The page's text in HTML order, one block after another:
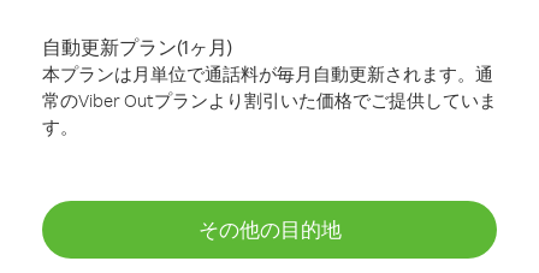
自動更新プラン(1ヶ月)
本プランは月単位で通話料が毎月自動更新されます。通
常のViber Outプランより割引いた価格でご提供していま
す。
その他の目的地